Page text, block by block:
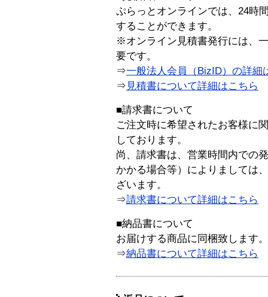
ぷらっとオンラインでは、24時
することができます。
※オンライン見積書発行には、
要です。
⇒一般法人会員（BizID）の詳細
⇒ 見積書について詳細はこちら
■請求書について
ご注文時に希望されたお客様に
しております。
尚、請求書は、営業時間内での
かかる場合等）によりましては
ざいます。
⇒請求書について詳細はこちら
■納品書について
お届けする商品に同梱致します。
⇒納品書について詳細はこちら